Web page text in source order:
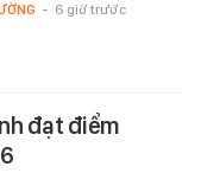
- 6 giờ trước
đạt điểm